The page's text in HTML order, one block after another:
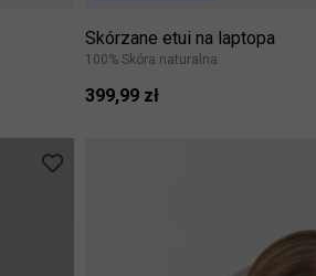
Skórzane etui na laptopa
100% Skóra naturalna
399,99 zł